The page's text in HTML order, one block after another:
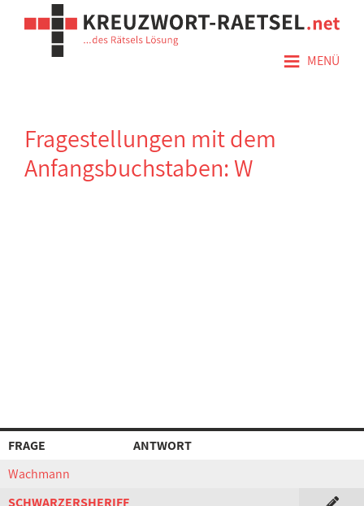
≡ MENÜ
Fragestellungen mit dem
Anfangsbuchstaben: W
FRAGE
ANTWORT
Wachmann
SCHWARZERSHERIFF